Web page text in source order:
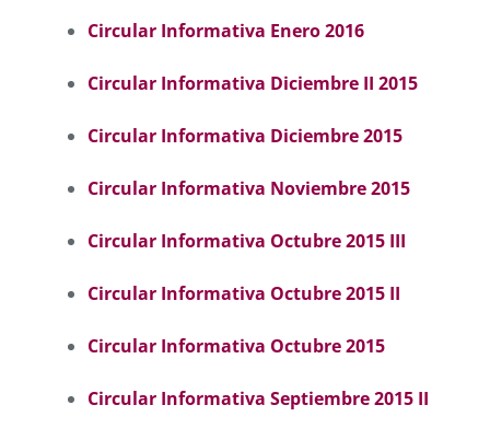
Circular Informativa Enero 2016
Circular Informativa Diciembre II 2015
Circular Informativa Diciembre 2015
Circular Informativa Noviembre 2015
Circular Informativa Octubre 2015 III
Circular Informativa Octubre 2015 II
Circular Informativa Octubre 2015
Circular Informativa Septiembre 2015 II